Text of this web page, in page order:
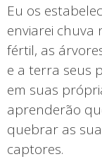
Eu os
enviarei chuva
fértil, as
e a terra seus
em suas
aprenderão
quebrar as
captores.